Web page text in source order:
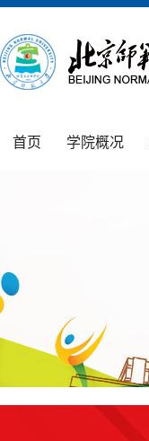
首页 学院概况